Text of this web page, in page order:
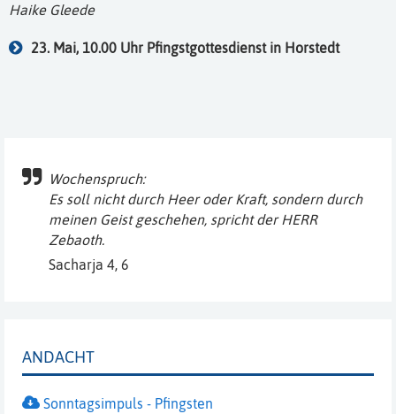
Haike Gleede
23. Mai, 10.00 Uhr Pfingstgottesdienst in Horstedt
Wochenspruch:
Es soll nicht durch Heer oder Kraft, sondern durch
meinen Geist geschehen, spricht der HERR
Zebaoth.
Sacharja 4, 6
ANDACHT
Sonntagsimpuls - Pfingsten